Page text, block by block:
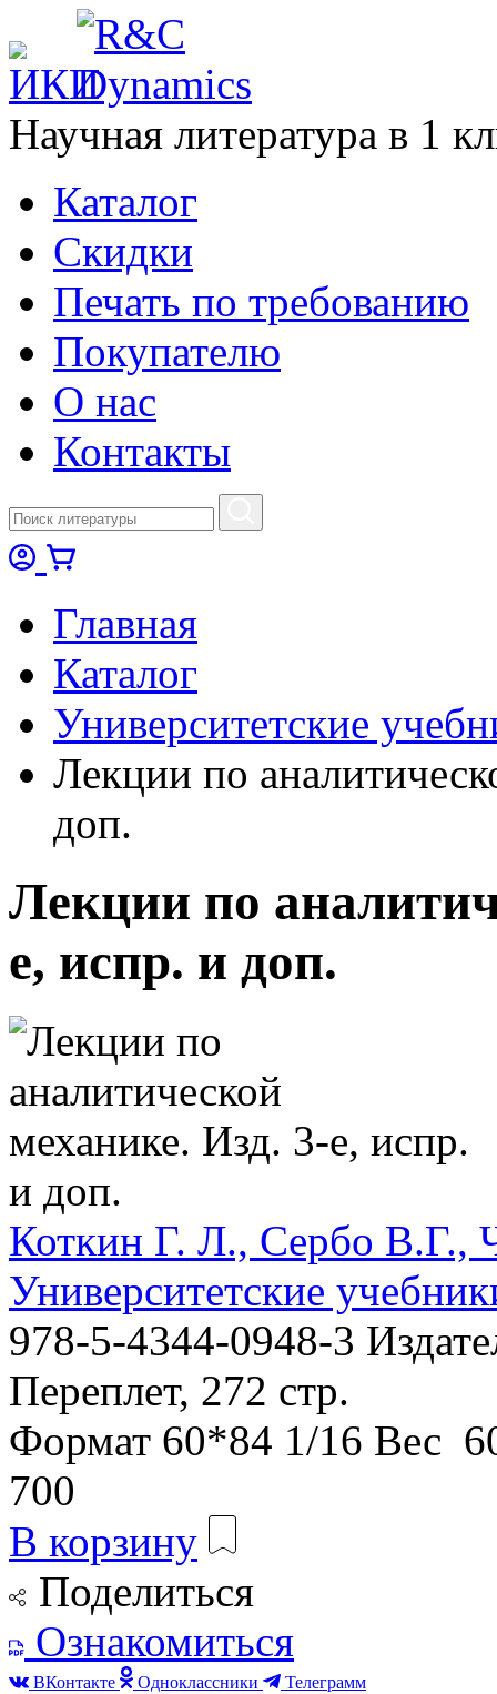
Научная литература в 1
Каталог
Cкидки
Печать по требованию
Покупателю
О нас
Контакты
Главная
Каталог
Университетские
Лекции по
доп.
Лекции по
е, испр. и доп.
Коткин Г. Л., Сербо В.Г.,
Университетские
978-5-4344-0948-3
Переплет, 272 стр.
Формат 60*84 1/16 Вес
700
В корзину
Поделиться
Ознакомиться
ВКонтакте Одноклассники Телеграмм